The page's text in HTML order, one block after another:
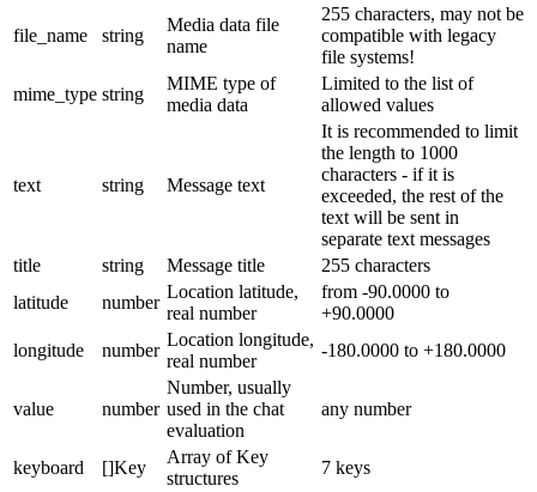
file_name string
Media data file
name
255 characters, may not be
compatible with legacy
file systems!
mime_type string
MIME type of
media data
Limited to the list of
allowed values
text string Message text
It is recommended to limit
the length to 1000
characters - if it is
exceeded, the rest of the
text will be sent in
separate text messages
title
string Message title
255 characters
latitude
number
Location latitude,
real number
from -90.0000 to
+90.0000
longitude
number
Location longitude,
real number
-180.0000 to +180.0000
value number
Number, usually
used in the chat
evaluation
any number
keyboard []Key
Array of Key
structures
7 keys